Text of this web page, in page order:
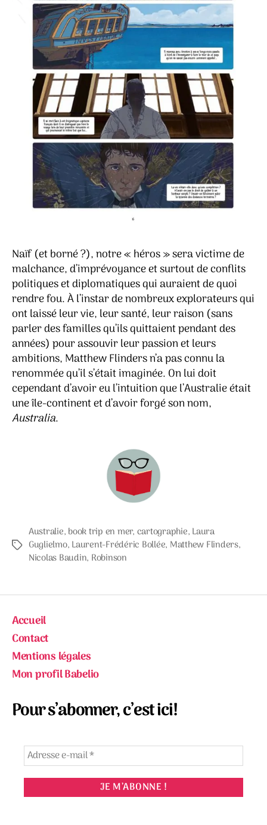
Naïf (et borné ?), notre « héros » sera victime de
malchance, d’imprévoyance et surtout de conflits
politiques et diplomatiques qui auraient de quoi
rendre fou. À l’instar de nombreux explorateurs qui
ont laissé leur vie, leur santé, leur raison (sans
parler des familles qu’ils quittaient pendant des
années) pour assouvir leur passion et leurs
ambitions, Matthew Flinders n’a pas connu la
renommée qu’il s’était imaginée. On lui doit
cependant d’avoir eu l’intuition que l’Australie était
une île-continent et d’avoir forgé son nom,
Australia.
Étiquettes
Australie, book trip en mer, cartographie, Laura
Guglielmo, Laurent-Frédéric Bollée, Matthew Flinders,
Nicolas Baudin, Robinson
Accueil
Contact
Mentions légales
Mon profil Babelio
Pour s’abonner, c’est ici!